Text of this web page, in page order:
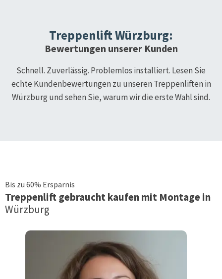
TreppenliftWürzburg:
Bewertungen unserer Kunden
Schnell. Zuverlässig. Problemlos installiert. Lesen Sie
echte Kundenbewertungen zu unseren Treppenliften in
Würzburg und sehen Sie, warum wir die erste Wahl sind.
Bis zu 60% Ersparnis
Treppenliftgebraucht kaufen mit Montage in
Würzburg